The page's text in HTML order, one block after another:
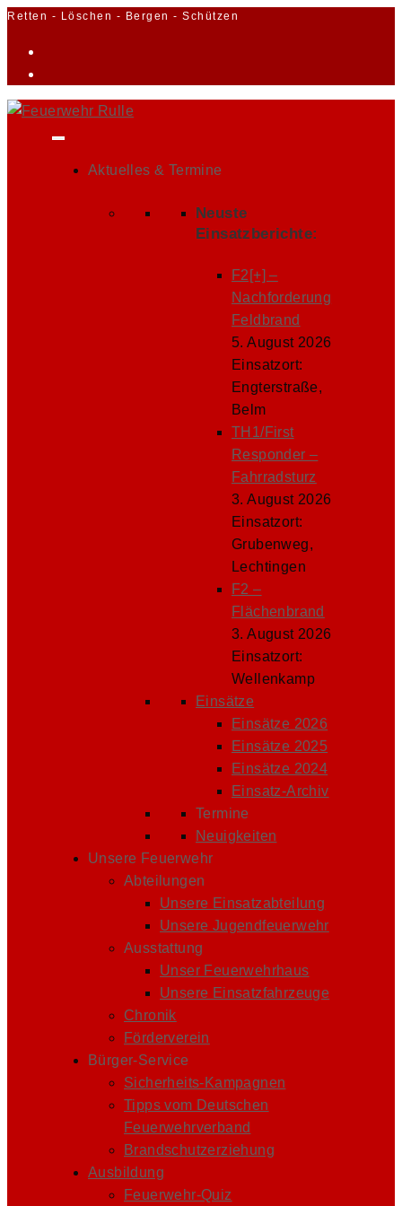
Zum
Retten - Löschen - Bergen - Schützen
Aktuelles & Termine
Neuste
Einsatzberichte:
F2[+] –
Nachforderung
Feldbrand
5. August 2026
Einsatzort:
Engterstraße,
Belm
TH1/First
Responder –
Fahrradsturz
3. August 2026
Einsatzort:
Grubenweg,
Lechtingen
F2 –
Flächenbrand
3. August 2026
Einsatzort:
Wellenkamp
Einsätze
Einsätze 2026
Einsätze 2025
Einsätze 2024
Einsatz-Archiv
Termine
Neuigkeiten
Unsere Feuerwehr
Abteilungen
Unsere Einsatzabteilung
Unsere Jugendfeuerwehr
Ausstattung
Unser Feuerwehrhaus
Unsere Einsatzfahrzeuge
Chronik
Förderverein
Bürger-Service
Sicherheits-Kampagnen
Tipps vom Deutschen
Feuerwehrverband
Brandschutzerziehung
Ausbildung
Feuerwehr-Quiz